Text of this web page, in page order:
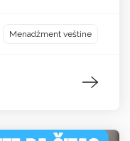
Menadžment veštine